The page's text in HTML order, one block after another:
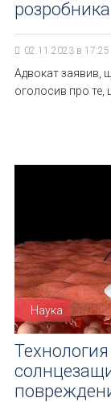
02.11.2023 в 17:25
Адвокат заявив,
оголосив про те,
Наука